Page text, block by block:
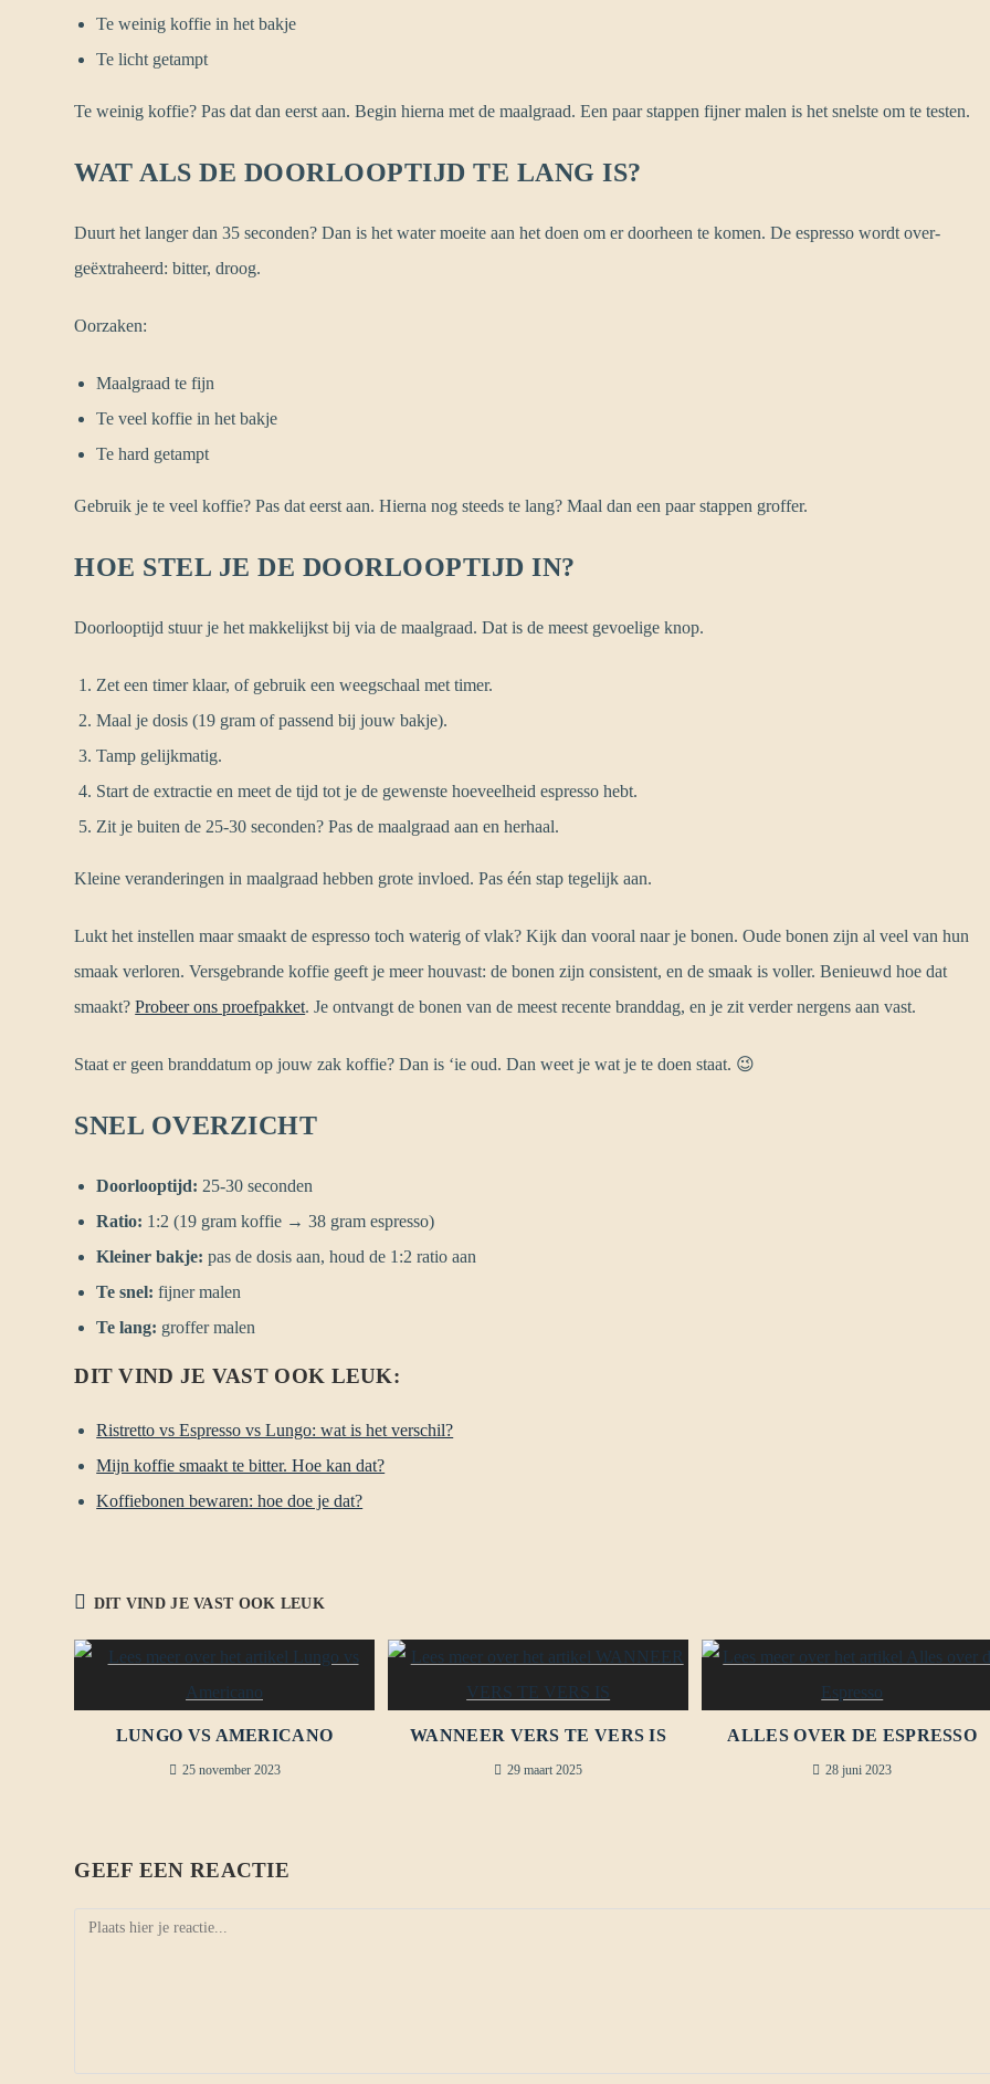
Te weinig koffie in het bakje
Te licht getampt
Te weinig koffie? Pas dat dan eerst aan. Begin hierna met de maalgraad. Een paar stappen fijner malen is het snelste om te testen.
WAT ALS DE DOORLOOPTIJD TE LANG IS?
Duurt het langer dan 35 seconden? Dan is het water moeite aan het doen om er doorheen te komen. De espresso wordt over-
geëxtraheerd: bitter, droog.
Oorzaken:
Maalgraad te fijn
Te veel koffie in het bakje
Te hard getampt
Gebruik je te veel koffie? Pas dat eerst aan. Hierna nog steeds te lang? Maal dan een paar stappen groffer.
HOE STEL JE DE DOORLOOPTIJD IN?
Doorlooptijd stuur je het makkelijkst bij via de maalgraad. Dat is de meest gevoelige knop.
Zet een timer klaar, of gebruik een weegschaal met timer.
Maal je dosis (19 gram of passend bij jouw bakje).
Tamp gelijkmatig.
Start de extractie en meet de tijd tot je de gewenste hoeveelheid espresso hebt.
Zit je buiten de 25-30 seconden? Pas de maalgraad aan en herhaal.
Kleine veranderingen in maalgraad hebben grote invloed. Pas één stap tegelijk aan.
Lukt het instellen maar smaakt de espresso toch waterig of vlak? Kijk dan vooral naar je bonen. Oude bonen zijn al veel van hun
smaak verloren. Versgebrande koffie geeft je meer houvast: de bonen zijn consistent, en de smaak is voller. Benieuwd hoe dat
smaakt?Probeer ons proefpakket. Je ontvangt de bonen van de meest recente branddag, en je zit verder nergens aan vast.
Staat er geen branddatum op jouw zak koffie? Dan is ‘ie oud. Dan weet je wat je te doen staat. 😉
SNEL OVERZICHT
Doorlooptijd: 25-30 seconden
Ratio: 1:2 (19 gram koffie → 38 gram espresso)
Kleiner bakje: pas de dosis aan, houd de 1:2 ratio aan
Te snel: fijner malen
Te lang: groffer malen
DIT VIND JE VAST OOK LEUK:
Ristretto vs Espresso vs Lungo: wat is het verschil?
Mijn koffie smaakt te bitter. Hoe kan dat?
Koffiebonen bewaren: hoe doe je dat?
DIT VIND JE VAST OOK LEUK
LUNGO VS AMERICANO
25 november 2023
WANNEER VERS TE VERS IS
29 maart 2025
ALLES OVER DE ESPRESSO
28 juni 2023
GEEF EEN REACTIE